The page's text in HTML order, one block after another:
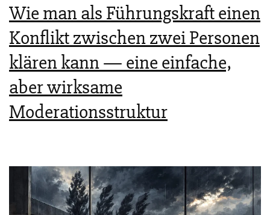
Wie man als Führungskraft einen
Konflikt zwischen zwei Personen
klären kann — eine einfache,
aber wirksame
Moderationsstruktur